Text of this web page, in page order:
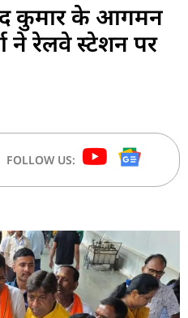
कुमार के आगमन
ने रेलवे स्टेशन पर
FOLLOW US: